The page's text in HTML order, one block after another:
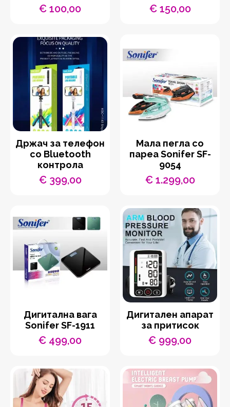
€ 100,00 €150,00
Држач за телефон
со Bluetooth
контрола
€399,00
Мала пегла со
пареа Sonifer SF-
9054
€1.299,00
Дигитална вага
Sonifer SF-1911
€ 499,00
Дигитален апарат
за притисок
€ 999,00